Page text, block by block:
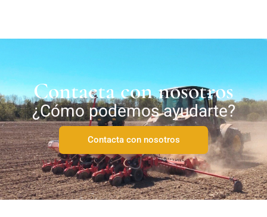
Contacta con nosotros
¿Cómo podemos ayudarte?
Contacta con nosotros